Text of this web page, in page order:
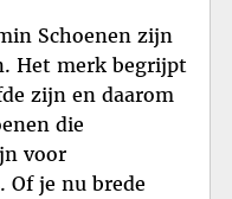
Schoenen zijn
Het merk begrijpt
zijn en daarom
die
voor
Of je nu brede